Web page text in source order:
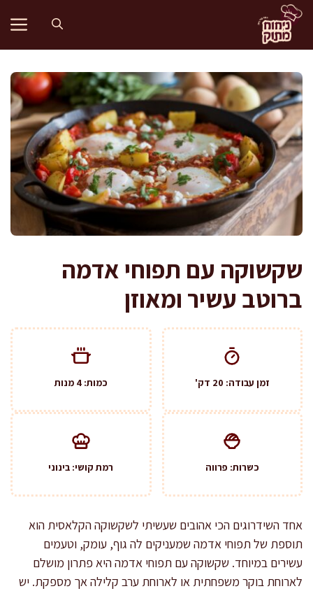
לדלג
לתוכן
שקשוקה עם תפוחי אדמה
ברוטב עשיר ומאוזן
זמן עבודה: 20 דק' כמות: 4 מנות
כשרות: פרווה רמת קושי: בינוני
אחד השידרוגים הכי אהובים שעשיתי לשקשוקה הקלאסית הוא
תוספת של תפוחי אדמה שמעניקים לה גוף, עומק, וטעמים
עשירים במיוחד. שקשוקה עם תפוחי אדמה היא פתרון מושלם
לארוחת בוקר משפחתית או לארוחת ערב קלילה אך מספקת. יש